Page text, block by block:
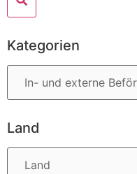
Kategorien
Land